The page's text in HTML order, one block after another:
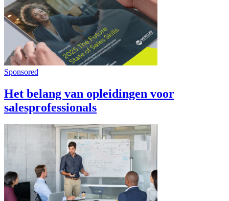
Sponsored
Het belang van opleidingen voor
salesprofessionals